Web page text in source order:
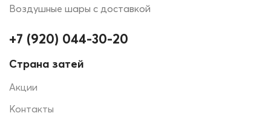
Воздушные шары с доставкой
+7 (920) 044-30-20
Страна затей
Акции
Контакты